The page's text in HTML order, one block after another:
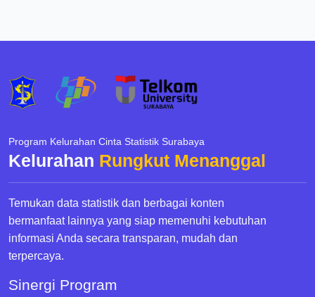
Program Kelurahan Cinta Statistik Surabaya
Kelurahan Rungkut Menanggal
Temukan data statistik dan berbagai konten
bermanfaat lainnya yang siap memenuhi kebutuhan
informasi Anda secara transparan, mudah dan
terpercaya.
Sinergi Program